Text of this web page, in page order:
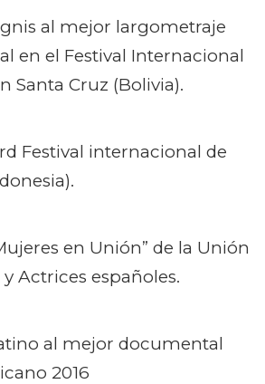
al mejor largometraje
en el Festival Internacional
Santa Cruz (Bolivia).
Festival internacional de
en Unión” de la Unión
Actrices españoles.
al mejor documental
2016